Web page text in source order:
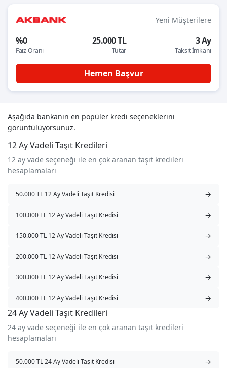
Yeni Müşterilere
%0
Faiz Oranı
25.000 TL
Tutar
3 Ay
Taksit İmkanı
Hemen Başvur
Aşağıda bankanın en popüler kredi seçeneklerini
görüntülüyorsunuz.
12 Ay Vadeli Taşıt Kredileri
12 ay vade seçeneği ile en çok aranan taşıt kredileri
hesaplamaları
50.000 TL 12 Ay Vadeli Taşıt Kredisi →
100.000 TL 12 Ay Vadeli Taşıt Kredisi →
150.000 TL 12 Ay Vadeli Taşıt Kredisi →
200.000 TL 12 Ay Vadeli Taşıt Kredisi →
300.000 TL 12 Ay Vadeli Taşıt Kredisi →
400.000 TL 12 Ay Vadeli Taşıt Kredisi →
24 Ay Vadeli Taşıt Kredileri
24 ay vade seçeneği ile en çok aranan taşıt kredileri
hesaplamaları
50.000 TL 24 Ay Vadeli Taşıt Kredisi →